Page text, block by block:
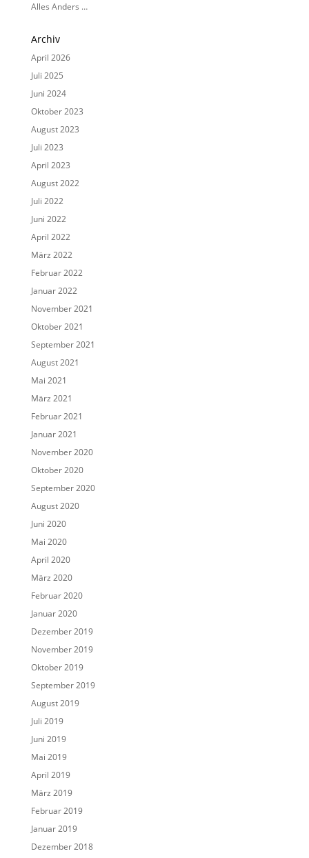
Alles Anders …
Archiv
April 2026
Juli 2025
Juni 2024
Oktober 2023
August 2023
Juli 2023
April 2023
August 2022
Juli 2022
Juni 2022
April 2022
März 2022
Februar 2022
Januar 2022
November 2021
Oktober 2021
September 2021
August 2021
Mai 2021
März 2021
Februar 2021
Januar 2021
November 2020
Oktober 2020
September 2020
August 2020
Juni 2020
Mai 2020
April 2020
März 2020
Februar 2020
Januar 2020
Dezember 2019
November 2019
Oktober 2019
September 2019
August 2019
Juli 2019
Juni 2019
Mai 2019
April 2019
März 2019
Februar 2019
Januar 2019
Dezember 2018